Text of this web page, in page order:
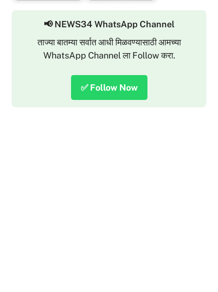
📢 NEWS34 WhatsApp Channel
ताज्या बातम्या सर्वात आधी मिळवण्यासाठी आमच्या
WhatsApp Channel ला Follow करा.
✅ Follow Now